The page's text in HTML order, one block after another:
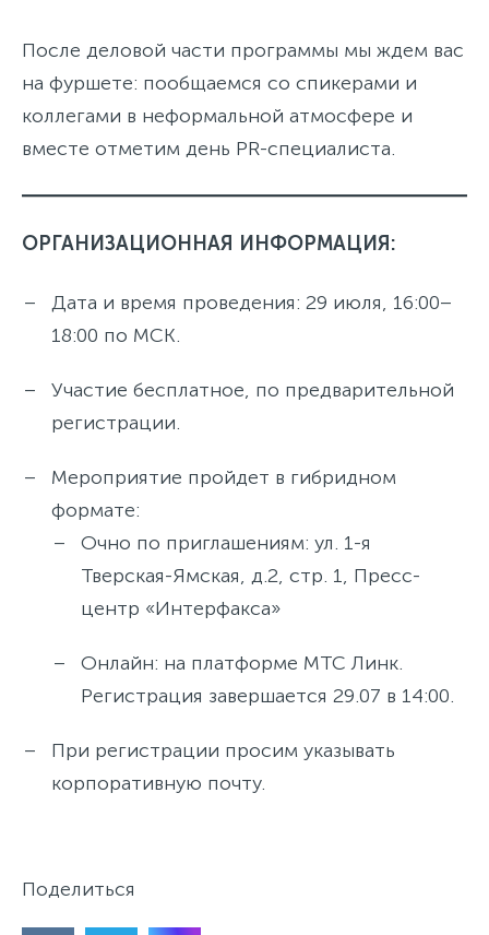
После деловой части программы мы ждем вас
на фуршете: пообщаемся со спикерами и
коллегами в неформальной атмосфере и
вместе отметим день PR-специалиста.
ОРГАНИЗАЦИОННАЯ ИНФОРМАЦИЯ:
Дата и время проведения: 29 июля, 16:00–
18:00 по МСК.
Участие бесплатное, по предварительной
регистрации.
Мероприятие пройдет в гибридном
формате:
Очно по приглашениям: ул. 1-я
Тверская-Ямская, д.2, стр. 1, Пресс-
центр «Интерфакса»
Онлайн: на платформе МТС Линк.
Регистрация завершается 29.07 в 14:00.
При регистрации просим указывать
корпоративную почту.
Поделиться